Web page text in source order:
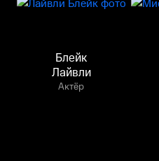
Блейк
Лайвли
Актёр